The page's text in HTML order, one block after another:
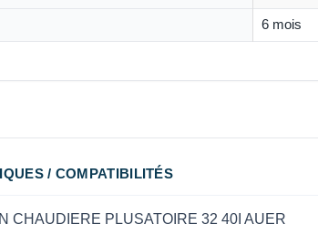
6 mois
/ COMPATIBILITÉS
CHAUDIERE PLUSATOIRE 32 40I AUER